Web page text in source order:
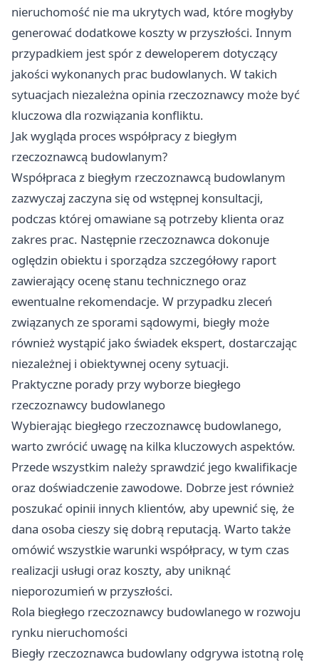
nieruchomość nie ma ukrytych wad, które mogłyby
generować dodatkowe koszty w przyszłości. Innym
przypadkiem jest spór z deweloperem dotyczący
jakości wykonanych prac budowlanych. W takich
sytuacjach niezależna opinia rzeczoznawcy może być
kluczowa dla rozwiązania konfliktu.
Jak wygląda proces współpracy z biegłym
rzeczoznawcą budowlanym?
Współpraca z biegłym rzeczoznawcą budowlanym
zazwyczaj zaczyna się od wstępnej konsultacji,
podczas której omawiane są potrzeby klienta oraz
zakres prac. Następnie rzeczoznawca dokonuje
oględzin obiektu i sporządza szczegółowy raport
zawierający ocenę stanu technicznego oraz
ewentualne rekomendacje. W przypadku zleceń
związanych ze sporami sądowymi, biegły może
również wystąpić jako świadek ekspert, dostarczając
niezależnej i obiektywnej oceny sytuacji.
Praktyczne porady przy wyborze biegłego
rzeczoznawcy budowlanego
Wybierając biegłego rzeczoznawcę budowlanego,
warto zwrócić uwagę na kilka kluczowych aspektów.
Przede wszystkim należy sprawdzić jego kwalifikacje
oraz doświadczenie zawodowe. Dobrze jest również
poszukać opinii innych klientów, aby upewnić się, że
dana osoba cieszy się dobrą reputacją. Warto także
omówić wszystkie warunki współpracy, w tym czas
realizacji usługi oraz koszty, aby uniknąć
nieporozumień w przyszłości.
Rola biegłego rzeczoznawcy budowlanego w rozwoju
rynku nieruchomości
Biegły rzeczoznawca budowlany odgrywa istotną rolę